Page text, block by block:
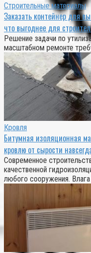
Строительные материалы
Заказать контейнер для
что выгоднее для
Решение задачи по
масштабном ремонте
Кровля
Битумная изоляционная
кровлю от сырости
Современное
качественной
любого сооружения.